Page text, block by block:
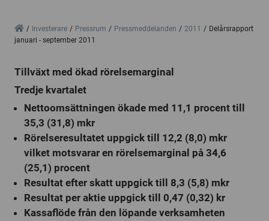
HomeInvesterare Pressrum Pressmeddelanden 2011
Delårsrapport
januari - september 2011
Tillväxt med ökad rörelsemarginal
Tredje kvartalet
Nettoomsättningen ökade med 11,1 procent till
35,3 (31,8) mkr
Rörelseresultatet uppgick till 12,2 (8,0) mkr
vilket motsvarar en rörelsemarginal på 34,6
(25,1) procent
Resultat efter skatt uppgick till 8,3 (5,8) mkr
Resultat per aktie uppgick till 0,47 (0,32) kr
Kassaflöde från den löpande verksamheten